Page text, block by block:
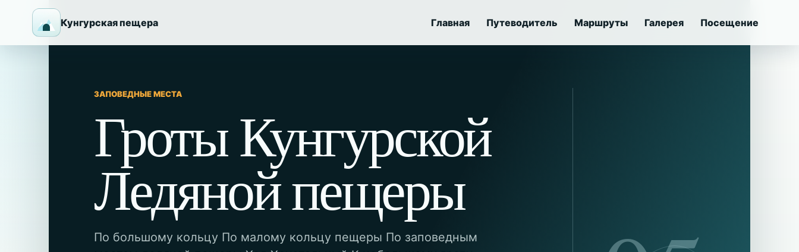
Кунгурская пещера Главная Путеводитель Маршруты Галерея Посещение
ЗАПОВЕДНЫЕ МЕСТА
Гроты Кунгурской
Ледяной пещеры
По большому кольцу По малому кольцу пещеры По заповедным